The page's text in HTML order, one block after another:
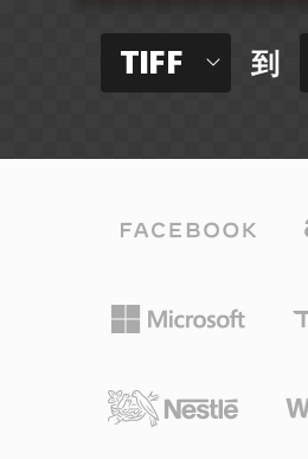
TIFF 到